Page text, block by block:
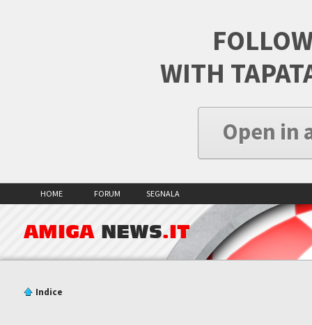
WITH
Open in
HOME FORUM SEGNALA
AMIGA NEWS.IT
Indice